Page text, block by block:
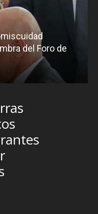
del Foro de